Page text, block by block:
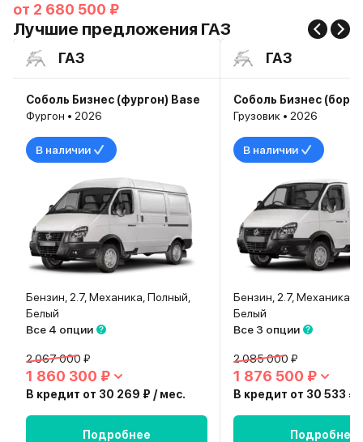
от 2 680 500 ₽
Лучшие предложения ГАЗ
ГАЗ
Соболь Бизнес (фургон) Base
Фургон • 2026
В наличии
Бензин, 2.7, Механика, Полный,
Белый
Все 4 опции
2 067 000 ₽
1 860 300 ₽
В кредит от 30 269 ₽ / мес.
Подробнее
ГАЗ
Грузовик • 2026
В наличии
Бензин, 2.7, Механика,
Белый
Все 3 опции
2 085 000 ₽
1 876 500 ₽
В кредит от 30 533 ₽
Подробнее